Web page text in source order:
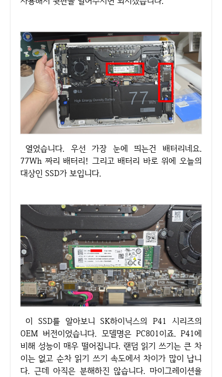
열었습니다. 우선 가장 눈에 띄는건 배터리네요.
77Wh 짜리 배터리! 그리고 배터리 바로 위에 오늘의
대상인 SSD가 보입니다.
이 SSD를 알아보니 SK하이닉스의 P41 시리즈의
OEM 버전이었습니다. 모델명은 PC801이죠. P41에
비해 성능이 매우 떨어집니다. 랜덤 읽기 쓰기는 큰 차
이는 없고 순차 읽기 쓰기 속도에서 차이가 많이 납니
다. 근데 아직은 분해하진 않습니다. 마이그레이션을